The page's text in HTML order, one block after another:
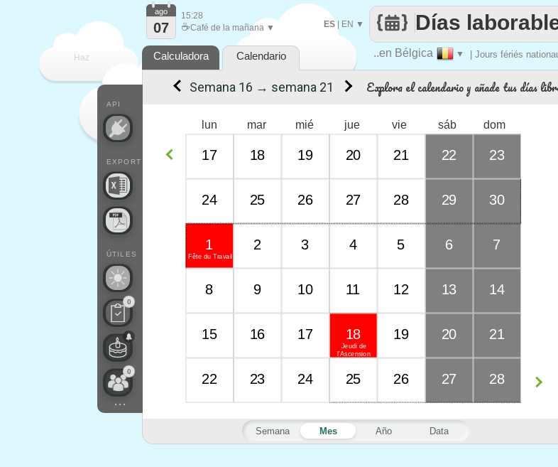
Haz ..en Bélgica ▼ | Jours fériés
Días
ES| EN ▼
API
EXPORT
ÚTILES
0
0
...
ago
07
15:28
☕Café de la mañana ▼
Calculadora Calendario
Explora el calendario y añade tus días
Semana Mes Año Data
lun mar mié jue vie sáb dom
17 18 19 20 21 22 23
24 25 26 27 28 29 30
Fête du Travail
1 2 3 4 5 6 7
8 9 10 11 12 13 14
15 16 17
Jeudi de
l'Ascension
18 19 20 21
22 23 24 25 26 27 28
Semana 16 → semana 21